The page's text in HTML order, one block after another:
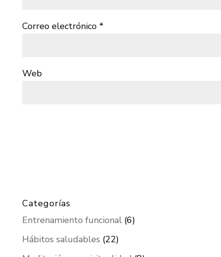
Correo electrónico *
Web
Categorías
Entrenamiento funcional(6)
Hábitos saludables (22)